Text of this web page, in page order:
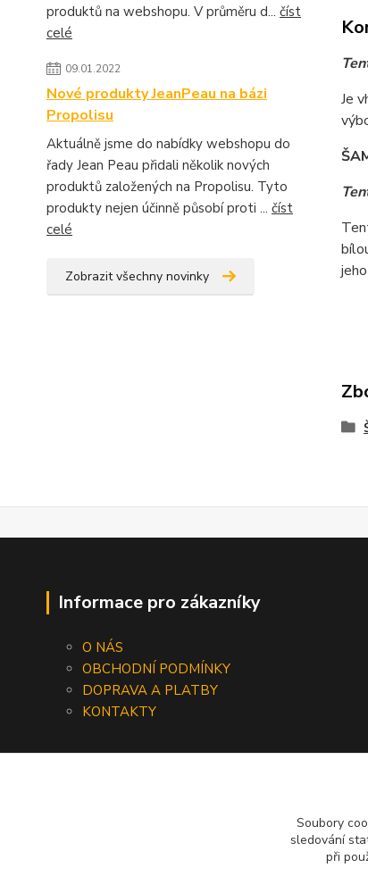
produktů na webshopu. V průměru d... číst
celé
09.01.2022
Nové produkty JeanPeau na bázi
Propolisu
Aktuálně jsme do nabídky webshopu do
řady Jean Peau přidali několik nových
produktů založených na Propolisu. Tyto
produkty nejen účinně působí proti ... číst
celé
Zobrazit všechny novinky
Je
Informace pro zákazníky
O NÁS
OBCHODNÍ PODMÍNKY
DOPRAVA A PLATBY
KONTAKTY
Soubory
sledování
při